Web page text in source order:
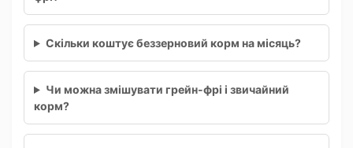
Скільки коштує беззерновий корм на місяць?
Чи можна змішувати грейн-фрі і звичайний
корм?